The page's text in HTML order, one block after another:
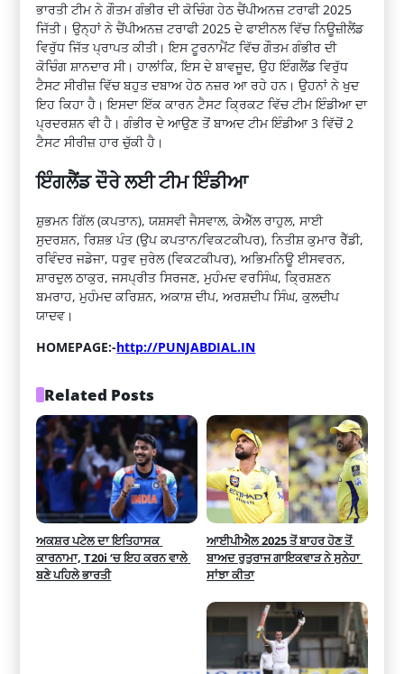
ਭਾਰਤੀ ਟੀਮ ਨੇ ਗੌਤਮ ਗੰਭੀਰ ਦੀ ਕੋਚਿੰਗ ਹੇਠ ਚੈਂਪੀਅਨਜ਼ ਟਰਾਫੀ 2025
ਜਿੱਤੀ। ਉਨ੍ਹਾਂ ਨੇ ਚੈਂਪੀਅਨਜ਼ ਟਰਾਫੀ 2025 ਦੇ ਫਾਈਨਲ ਵਿੱਚ ਨਿਊਜ਼ੀਲੈਂਡ
ਵਿਰੁੱਧ ਜਿੱਤ ਪ੍ਰਾਪਤ ਕੀਤੀ। ਇਸ ਟੂਰਨਾਮੈਂਟ ਵਿੱਚ ਗੌਤਮ ਗੰਭੀਰ ਦੀ
ਕੋਚਿੰਗ ਸ਼ਾਨਦਾਰ ਸੀ। ਹਾਲਾਂਕਿ, ਇਸ ਦੇ ਬਾਵਜੂਦ, ਉਹ ਇੰਗਲੈਂਡ ਵਿਰੁੱਧ
ਟੈਸਟ ਸੀਰੀਜ਼ ਵਿੱਚ ਬਹੁਤ ਦਬਾਅ ਹੇਠ ਨਜ਼ਰ ਆ ਰਹੇ ਹਨ। ਉਹਨਾਂ ਨੇ ਖੁਦ
ਇਹ ਕਿਹਾ ਹੈ। ਇਸਦਾ ਇੱਕ ਕਾਰਨ ਟੈਸਟ ਕ੍ਰਿਕਟ ਵਿੱਚ ਟੀਮ ਇੰਡੀਆ ਦਾ
ਪ੍ਰਦਰਸ਼ਨ ਵੀ ਹੈ। ਗੰਭੀਰ ਦੇ ਆਉਣ ਤੋਂ ਬਾਅਦ ਟੀਮ ਇੰਡੀਆ 3 ਵਿੱਚੋਂ 2
ਟੈਸਟ ਸੀਰੀਜ਼ ਹਾਰ ਚੁੱਕੀ ਹੈ।
ਇੰਗਲੈਂਡ ਦੌਰੇ ਲਈ ਟੀਮ ਇੰਡੀਆ
ਸ਼ੁਭਮਨ ਗਿੱਲ (ਕਪਤਾਨ), ਯਸ਼ਸਵੀ ਜੈਸਵਾਲ, ਕੇਐੱਲ ਰਾਹੁਲ, ਸਾਈ
ਸੁਦਰਸ਼ਨ, ਰਿਸ਼ਭ ਪੰਤ (ਉਪ ਕਪਤਾਨ/ਵਿਕਟਕੀਪਰ), ਨਿਤੀਸ਼ ਕੁਮਾਰ ਰੈੱਡੀ,
ਰਵਿੰਦਰ ਜਡੇਜਾ, ਧਰੁਵ ਜੁਰੇਲ (ਵਿਕਟਕੀਪਰ), ਅਭਿਮਨਿਊ ਈਸਵਰਨ,
ਸ਼ਾਰਦੁਲ ਠਾਕੁਰ, ਜਸਪ੍ਰੀਤ ਸਿਰਜਣ, ਮੁਹੰਮਦ ਵਰਸਿੰਘ, ਕ੍ਰਿਸ਼ਣਨ
ਬਮਰਾਹ, ਮੁਹੰਮਦ ਕਰਿਸ਼ਨ, ਅਕਾਸ਼ ਦੀਪ, ਅਰਸ਼ਦੀਪ ਸਿੰਘ, ਕੁਲਦੀਪ
ਯਾਦਵ।
HOMEPAGE:-http://PUNJABDIAL.IN
Related Posts
ਅਕਸ਼ਰ ਪਟੇਲ ਦਾ ਇਤਿਹਾਸਕ
ਕਾਰਨਾਮਾ, T20i ‘ਚ ਇਹ ਕਰਨ ਵਾਲੇ
ਬਣੇ ਪਹਿਲੇ ਭਾਰਤੀ
ਆਈਪੀਐਲ 2025 ਤੋਂ ਬਾਹਰ ਹੋਣ ਤੋਂ
ਬਾਅਦ ਰੁਤੁਰਾਜ ਗਾਇਕਵਾੜ ਨੇ ਸੁਨੇਹਾ
ਸਾਂਝਾ ਕੀਤਾ